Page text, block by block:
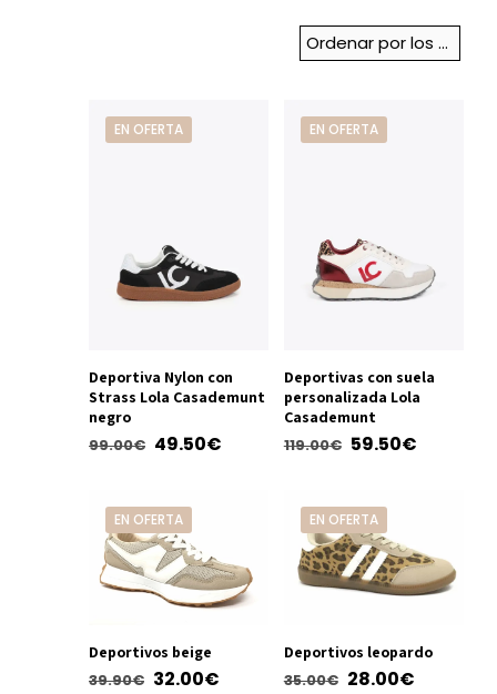
EN OFERTA
Deportiva Nylon con
Strass Lola Casademunt
negro
99.00€ El
original
era:
99.00€.
49.50€
49.50€.
producto
tiene
múltiples
variantes.
EN OFERTA
Deportivas con suela
personalizada Lola
Casademunt
119.00€ El
original
era:
119.00€.
59.50€El
59.50€.
producto
tiene
múltiples
variantes.
EN OFERTA
Deportivos beige
39.90€ El
32.00€
EN OFERTA
Deportivos leopardo
35.00€ El
28.00€El